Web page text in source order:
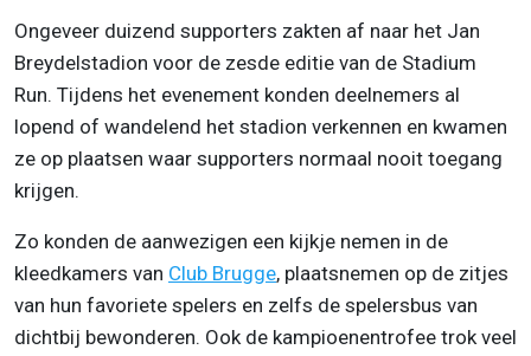
Ongeveer duizend supporters zakten af naar het Jan
Breydelstadion voor de zesde editie van de Stadium
Run. Tijdens het evenement konden deelnemers al
lopend of wandelend het stadion verkennen en kwamen
ze op plaatsen waar supporters normaal nooit toegang
krijgen.
Zo konden de aanwezigen een kijkje nemen in de
kleedkamers van Club Brugge, plaatsnemen op de zitjes
van hun favoriete spelers en zelfs de spelersbus van
dichtbij bewonderen. Ook de kampioenentrofee trok veel